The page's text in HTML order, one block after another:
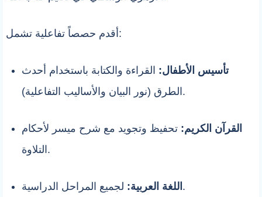
أقدم حصصاً تفاعلية تشمل:
تأسيس الأطفال: القراءة والكتابة باستخدام أحدث
الطرق (نور البيان والأساليب التفاعلية).
القرآن الكريم: تحفيظ وتجويد مع شرح ميسر لأحكام
التلاوة.
اللغة العربية: لجميع المراحل الدراسية.